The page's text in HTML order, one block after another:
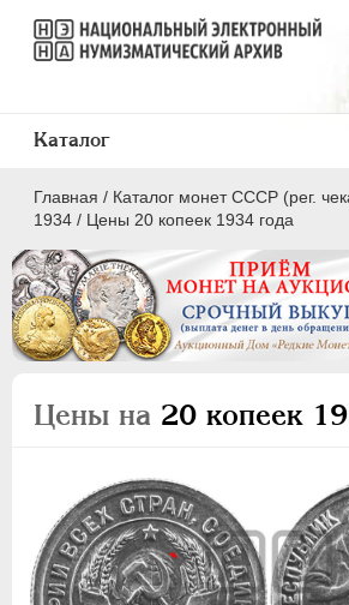
Главная / Каталог монет СССР (рег.
1934 / Цены 20 копеек 1934 года
Цены на 20 копеек
Каталог
ПОЛКОПЕЙКИ
2 КОПЕЙКИ
5 КОПЕЕК
10 КОПЕЕК
15 КОПЕЕК
20 КОПЕЕК